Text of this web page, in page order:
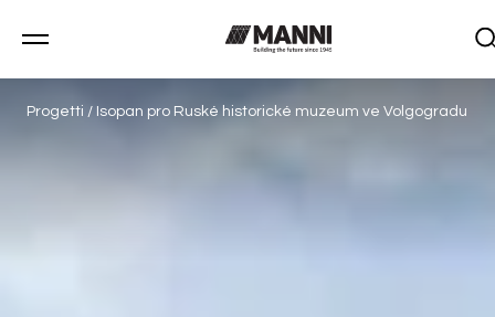
Progetti / Isopan pro Ruské historické muzeum ve Volgogradu